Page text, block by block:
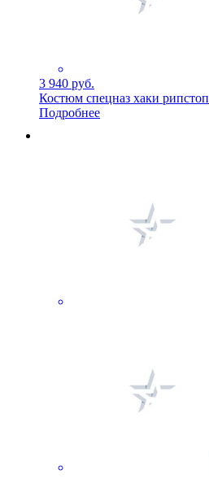
3 940 руб.
Костюм спецназ хаки рипстоп
Подробнее